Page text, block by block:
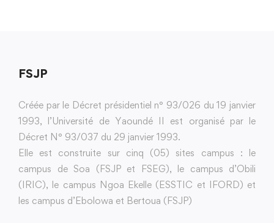
FSJP
Créée par le Décret présidentiel n° 93/026 du 19 janvier
1993, l’Université de Yaoundé II est organisé par le
Décret N° 93/037 du 29 janvier 1993.
Elle est construite sur cinq (05) sites campus : le
campus de Soa (FSJP et FSEG), le campus d’Obili
(IRIC), le campus Ngoa Ekelle (ESSTIC et IFORD) et
les campus d’Ebolowa et Bertoua (FSJP)